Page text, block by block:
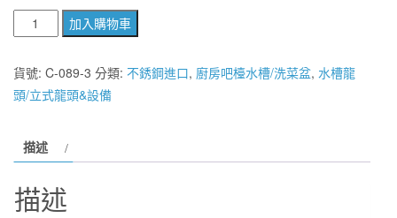
【麗
室
衛
浴】
銹
加入購物車
貨號: C-089-3 分類: 不銹鋼進口, 廚房吧檯水槽/洗菜盆, 水槽龍
頭/立式龍頭&設備
描述
描述